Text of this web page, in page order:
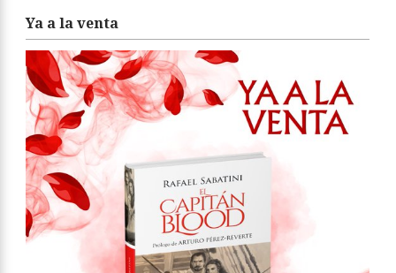
Ya a la venta